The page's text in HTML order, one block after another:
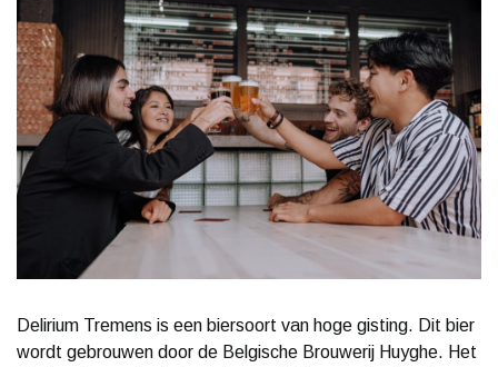
Delirium Tremens is een biersoort van hoge gisting. Dit bier
wordt gebrouwen door de Belgische Brouwerij Huyghe. Het